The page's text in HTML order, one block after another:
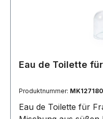
Eau de Toilette
Produktnummer:
Eau de Toilette für